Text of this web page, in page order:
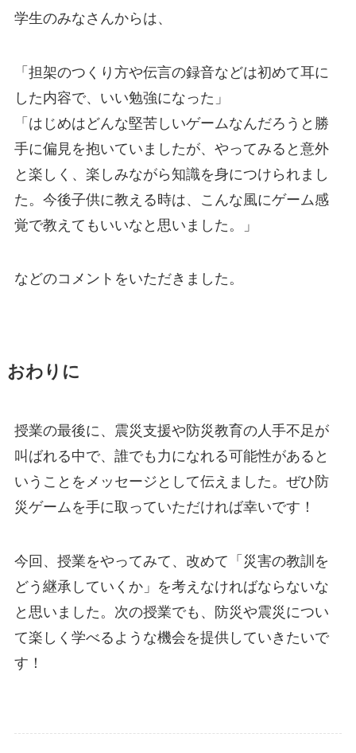
学生のみなさんからは、
「担架のつくり方や伝言の録音などは初めて耳に
した内容で、いい勉強になった」
「はじめはどんな堅苦しいゲームなんだろうと勝
手に偏見を抱いていましたが、やってみると意外
と楽しく、楽しみながら知識を身につけられまし
た。今後子供に教える時は、こんな風にゲーム感
覚で教えてもいいなと思いました。」
などのコメントをいただきました。
おわりに
授業の最後に、震災支援や防災教育の人手不足が
叫ばれる中で、誰でも力になれる可能性があると
いうことをメッセージとして伝えました。ぜひ防
災ゲームを手に取っていただければ幸いです！
今回、授業をやってみて、改めて「災害の教訓を
どう継承していくか」を考えなければならないな
と思いました。次の授業でも、防災や震災につい
て楽しく学べるような機会を提供していきたいで
す！